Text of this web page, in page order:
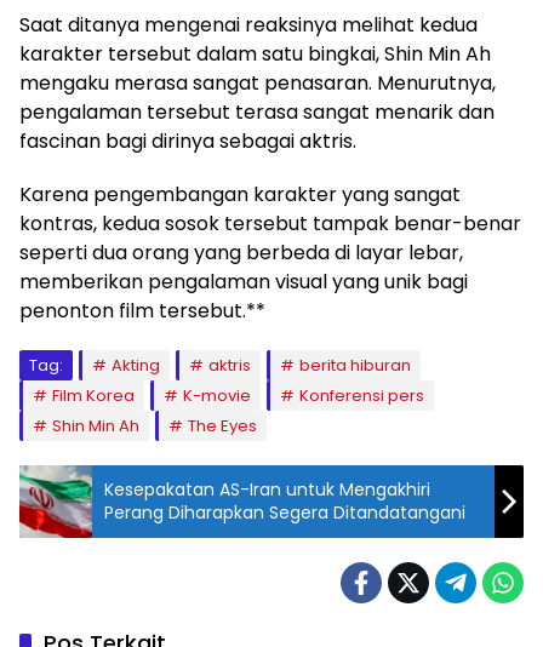
Saat ditanya mengenai reaksinya melihat kedua
karakter tersebut dalam satu bingkai, Shin Min Ah
mengaku merasa sangat penasaran. Menurutnya,
pengalaman tersebut terasa sangat menarik dan
fascinan bagi dirinya sebagai aktris.
Karena pengembangan karakter yang sangat
kontras, kedua sosok tersebut tampak benar-benar
seperti dua orang yang berbeda di layar lebar,
memberikan pengalaman visual yang unik bagi
penonton film tersebut.**
Tag: Akting aktris
berita hiburan
Film Korea
K-movie
Konferensi pers
Shin Min Ah
The Eyes
Kesepakatan AS-Iran untuk Mengakhiri
Perang Diharapkan Segera Ditandatangani